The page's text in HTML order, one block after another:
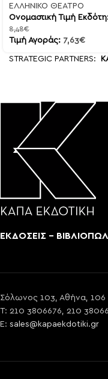
ΕΛΛΗΝΙΚΟ ΘΕΑΤΡΟ
Ονομαστική Τιμή
8,48€
Τιμή Αγοράς: 7,63€
STRATEGIC PARTNERS:
ΕΚΔΟΣΕΙΣ -
Σόλωνος 103, Αθήνα, 106
T: 210 3806676, 210
E: sales@kapaekdotiki.gr